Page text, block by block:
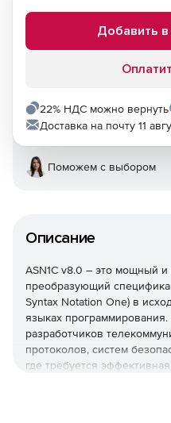
Описание
ASN1C v8.0 – это мощный
преобразующий
Syntax Notation One) в
языках
разработчиков
протоколов, систем
где требуется
Добавить в
22% НДС можно вернуть
Доставка на почту 11
Поможем с выбором